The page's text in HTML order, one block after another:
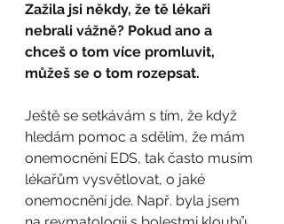
Zažila jsi někdy, že tě lékaři
nebrali vážně? Pokud ano a
chceš o tom více promluvit,
můžeš se o tom rozepsat.
Ještě se setkávám s tím, že když
hledám pomoc a sdělím, že mám
onemocnění EDS, tak často musím
lékařům vysvětlovat, o jaké
onemocnění jde. Např. byla jsem